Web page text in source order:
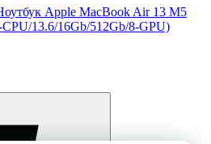
Apple MacBook Air 13 M5
13.6/16Gb/512Gb/8-GPU)